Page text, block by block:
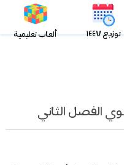
توزيع ١٤٤٧ ألعاب تعليمية
الفصل الثاني